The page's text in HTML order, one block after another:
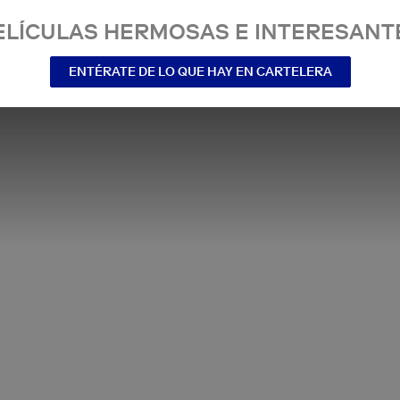
HERMOSAS E
ENTÉRATE DE LO QUE HAY EN CARTELERA